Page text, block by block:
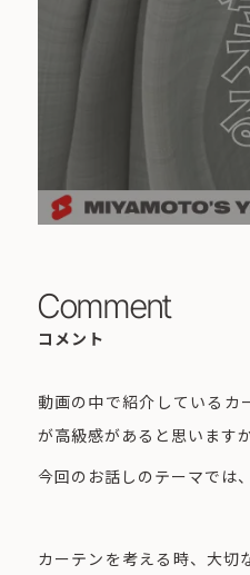
Comment
コメント
動画の中で紹介しているカ
が高級感があると思います
今回のお話しのテーマでは
カーテンを考える時、大切